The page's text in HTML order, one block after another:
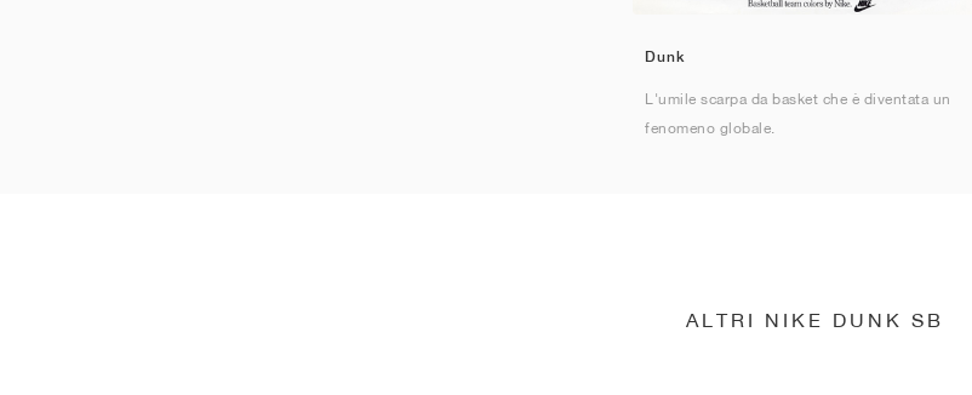
Dunk
L'umile scarpa da basket che è diventata un
fenomeno globale.
ALTRI NIKE DUNK SB